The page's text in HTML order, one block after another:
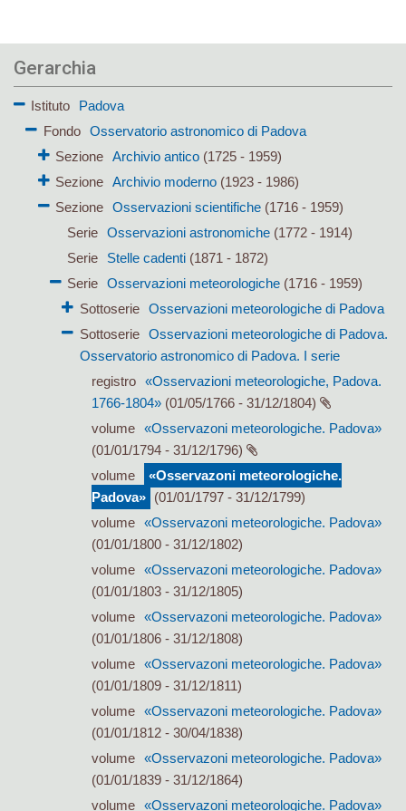
Gerarchia
Istituto
Padova
Fondo
Osservatorio astronomico di Padova
Sezione Archivio antico(1725 - 1959)
Sezione Archivio moderno(1923 - 1986)
Sezione Osservazioni scientifiche(1716 - 1959)
Serie
Osservazioni astronomiche (1772 - 1914)
Serie
Stelle cadenti (1871 - 1872)
Serie
Osservazioni meteorologiche (1716 - 1959)
Sottoserie
Osservazioni meteorologiche di Padova
Sottoserie
Osservazioni meteorologiche di Padova.
Osservatorio astronomico di Padova. I serie
registro «Osservazioni meteorologiche, Padova.
1766-1804»(01/05/1766 - 31/12/1804)
volume «Osservazoni meteorologiche. Padova»
(01/01/1794 - 31/12/1796)
volume
«Osservazoni meteorologiche.
Padova» (01/01/1797 - 31/12/1799)
volume «Osservazoni meteorologiche. Padova»
(01/01/1800 - 31/12/1802)
volume «Osservazoni meteorologiche. Padova»
(01/01/1803 - 31/12/1805)
volume «Osservazoni meteorologiche. Padova»
(01/01/1806 - 31/12/1808)
volume «Osservazoni meteorologiche. Padova»
(01/01/1809 - 31/12/1811)
volume «Osservazoni meteorologiche. Padova»
(01/01/1812 - 30/04/1838)
volume «Osservazoni meteorologiche. Padova»
(01/01/1839 - 31/12/1864)
volume «Osservazoni meteorologiche. Padova»